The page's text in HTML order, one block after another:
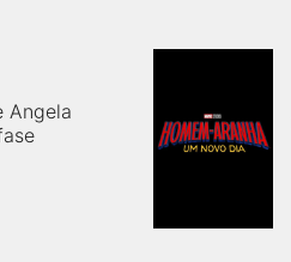
Angela